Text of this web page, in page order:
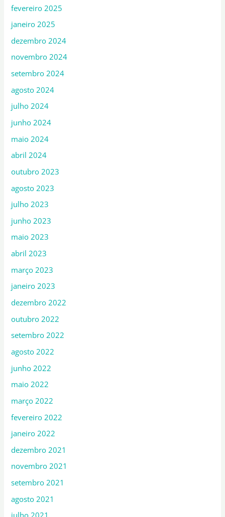
fevereiro 2025
janeiro 2025
dezembro 2024
novembro 2024
setembro 2024
agosto 2024
julho 2024
junho 2024
maio 2024
abril 2024
outubro 2023
agosto 2023
julho 2023
junho 2023
maio 2023
abril 2023
março 2023
janeiro 2023
dezembro 2022
outubro 2022
setembro 2022
agosto 2022
junho 2022
maio 2022
março 2022
fevereiro 2022
janeiro 2022
dezembro 2021
novembro 2021
setembro 2021
agosto 2021